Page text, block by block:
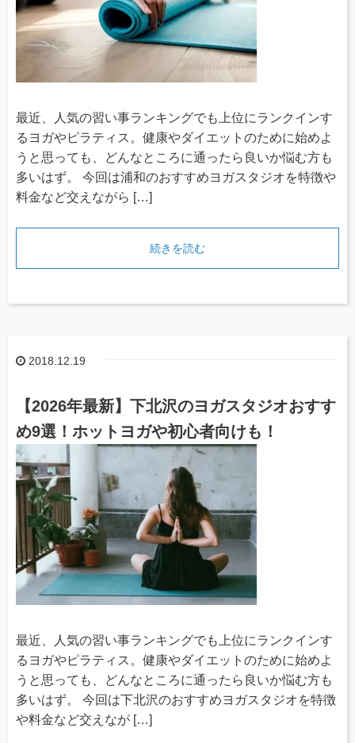
最近、人気の習い事ランキングでも上位にランクインす
るヨガやピラティス。健康やダイエットのために始めよ
うと思っても、どんなところに通ったら良いか悩む方も
多いはず。 今回は浦和のおすすめヨガスタジオを特徴や
料金など交えながら […]
続きを読む
2018.12.19
【2026年最新】下北沢のヨガスタジオおすす
め9選！ホットヨガや初心者向けも！
最近、人気の習い事ランキングでも上位にランクインす
るヨガやピラティス。健康やダイエットのために始めよ
うと思っても、どんなところに通ったら良いか悩む方も
多いはず。 今回は下北沢のおすすめヨガスタジオを特徴
や料金など交えなが […]